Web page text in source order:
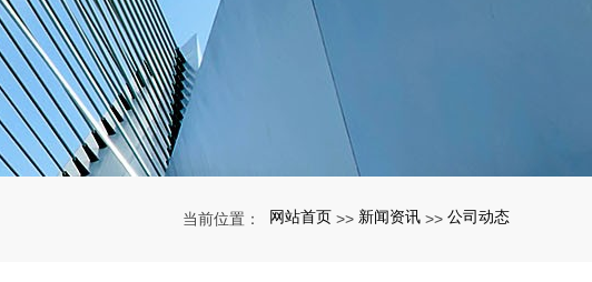
当前位置： 网站首页 >> 新闻资讯 >> 公司动态